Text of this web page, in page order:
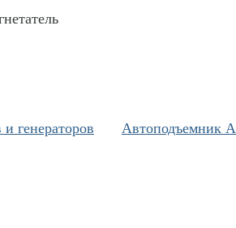
генераторов
Автоподъемник